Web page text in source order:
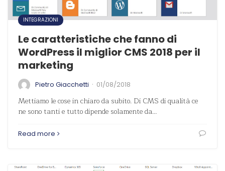
INTEGRAZIONI
Le caratteristiche che fanno di
WordPress il miglior CMS 2018 per il
marketing
Pietro Giacchetti · 01/08/2018
Mettiamo le cose in chiaro da subito. Di CMS di qualità ce
ne sono tanti e tutto dipende solamente da…
Read more